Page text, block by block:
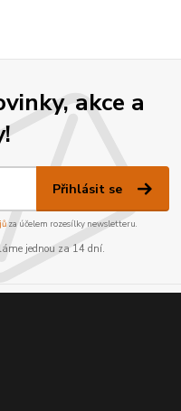
akce a
Přihlásit se
za účelem rozesílky newsletteru.
jednou za 14 dní.